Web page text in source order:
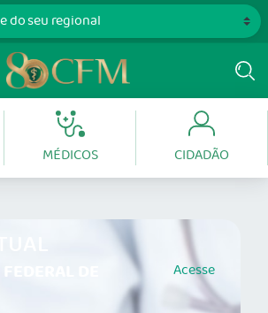
MÉDICOS CIDADÃO
DE Acesse